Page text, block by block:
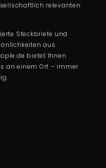
relevanten
Steckbriefe und
aus
bietet Ihnen
an einem Ort – immer